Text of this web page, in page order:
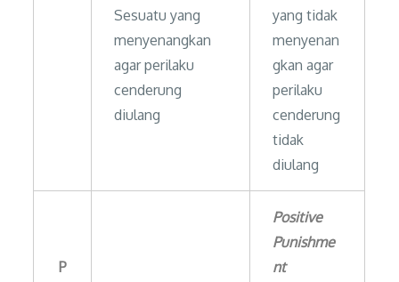
Sesuatu yang
menyenangkan
agar perilaku
cenderung
diulang
yang tidak
menyenan
gkan agar
perilaku
cenderung
tidak
diulang
P
Positive
Punishme
nt